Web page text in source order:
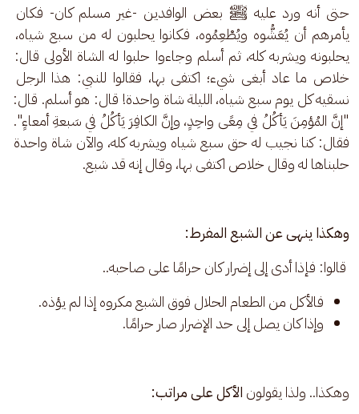
حتى أنه ورد عليه ﷺ بعض الوافدين -غير مسلم كان- فكان
يأمرهم أن يُعَشُّوه ويُطْعِمُوه، فكانوا يحلبون له من سبع شياه،
يحلبونه ويشربه كله، ثم أسلم وجاءوا حلبوا له الشاة الأولى قال:
خلاص ما عاد أبغى شيء؛ اكتفى بها، فقالوا للنبي: هذا الرجل
نسقيه كل يوم سبع شياه، الليلة شاة واحدة! قال: هو أسلم. قال:
"إنَّ المُؤمِنَ يَأكُلُ في مِعًى واحِدٍ، وإنَّ الكافِرَ يَأكُلُ في سَبعةِ أمعاءٍ".
فقال: كنا نجيب له حق سبع شياه ويشربه كله، والآن شاة واحدة
حلبناها له وقال خلاص اكتفى بها، وقال إنه قد شبع.
وهكذا ينهى عن الشبع المفرط:
قالوا: فإذا أدى إلى إضرار كان حرامًا على صاحبه..
فالأكل من الطعام الحلال فوق الشبع مكروه إذا لم يؤذه.
وإذا كان يصل إلى حد الإضرار صار حرامًا.
وهكذا.. ولذا يقولون الأكل على مراتب: